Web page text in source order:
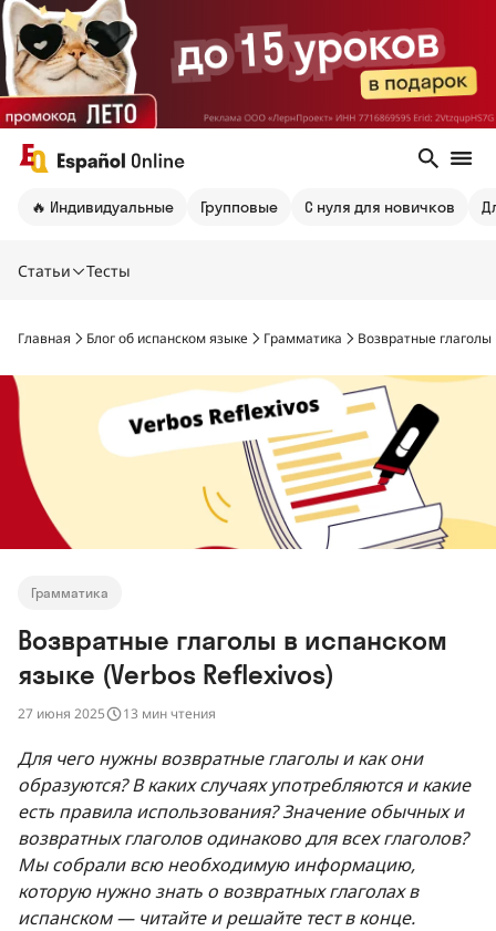
🔥 Индивидуальные Групповые С нуля для новичков
Статьи Тесты
Главная Блог об испанском языке Грамматика Возвратные
Грамматика
Возвратные глаголы в испанском
языке (Verbos Reflexivos)
27 июня 2025 13 мин чтения
Для чего нужны возвратные глаголы и как они
образуются? В каких случаях употребляются и какие
есть правила использования? Значение обычных и
возвратных глаголов одинаково для всех глаголов?
Мы собрали всю необходимую информацию,
которую нужно знать о возвратных глаголах в
испанском — читайте и решайте тест в конце.